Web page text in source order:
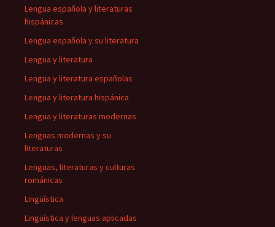
Lengua española y literaturas
hispánicas
Lengua española y su literatura
Lengua y literatura
Lengua y literatura españolas
Lengua y literatura hispánica
Lengua y literaturas modernas
Lenguas modernas y su
literaturas
Lenguas, literaturas y culturas
románicas
Lingüística
Lingüística y lenguas aplicadas